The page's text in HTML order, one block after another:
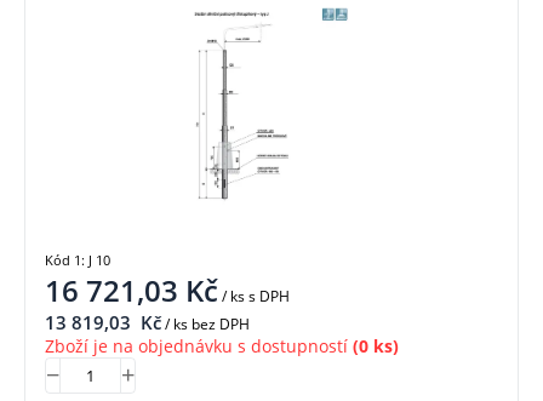
16 721,03 Kč/ kss DPH
13 819,03 Kč/ ks bez DPH
Zboží je na objednávku s dostupností (0 ks)
Kód 1: J 10